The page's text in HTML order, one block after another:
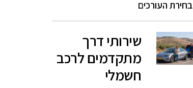
בחירת העורכים
שירותי דרך
מתקדמים לרכב
חשמלי